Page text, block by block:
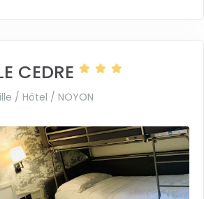
CEDRE
/ Hôtel / NOYON